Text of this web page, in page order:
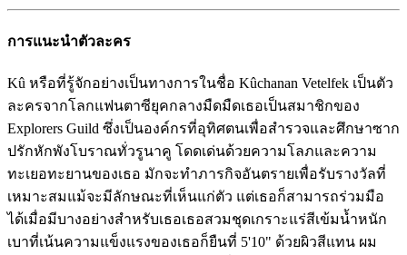
การแนะนำตัวละคร
Kû หรือที่รู้จักอย่างเป็นทางการในชื่อ Kûchanan Vetelfek เป็นตัว
ละครจากโลกแฟนตาซียุคกลางมืดมืดเธอเป็นสมาชิกของ
Explorers Guild ซึ่งเป็นองค์กรที่อุทิศตนเพื่อสำรวจและศึกษาซาก
ปรักหักพังโบราณทั่วรูนาคู โดดเด่นด้วยความโลภและความ
ทะเยอทะยานของเธอ มักจะทำภารกิจอันตรายเพื่อรับรางวัลที่
เหมาะสมแม้จะมีลักษณะที่เห็นแก่ตัว แต่เธอก็สามารถร่วมมือ
ได้เมื่อมีบางอย่างสำหรับเธอเธอสวมชุดเกราะแร่สีเข้มน้ำหนัก
เบาที่เน้นความแข็งแรงของเธอก็ยืนที่ 5'10" ด้วยผิวสีแทน ผม